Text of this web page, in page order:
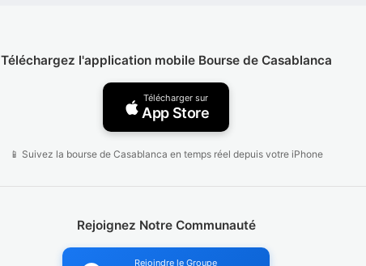
Téléchargez l'application mobile Bourse de Casablanca
Télécharger sur
App Store
📱 Suivez la bourse de Casablanca en temps réel depuis votre iPhone
Rejoignez Notre Communauté
Rejoindre le Groupe